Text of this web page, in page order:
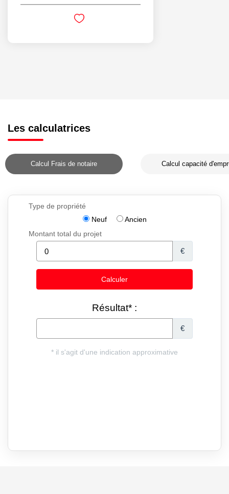
Les calculatrices
Calcul Frais de notaire Calcul capacité